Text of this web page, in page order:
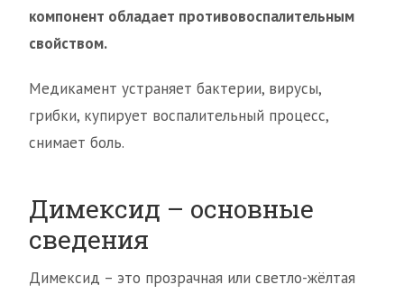
компонент обладает противовоспалительным
свойством.
Медикамент устраняет бактерии, вирусы,
грибки, купирует воспалительный процесс,
снимает боль.
Димексид – основные
сведения
Димексид – это прозрачная или светло-жёлтая